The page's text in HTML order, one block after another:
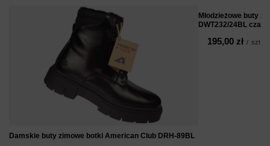
Damskie buty zimowe botki American Club DRH-89BL
Młodzieżowe buty
DWT232/24BL
195,00 zł / szt.